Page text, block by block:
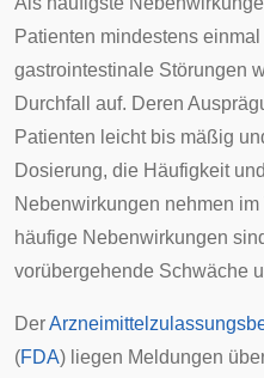
Patienten mindestens
gastrointestinale Störungen
Durchfall
auf. Deren
Patienten leicht bis mäßig
Dosierung, die Häufigkeit
Nebenwirkungen nehmen
häufige Nebenwirkungen
vorübergehende Schwäche
Der
(FDA) liegen Meldungen